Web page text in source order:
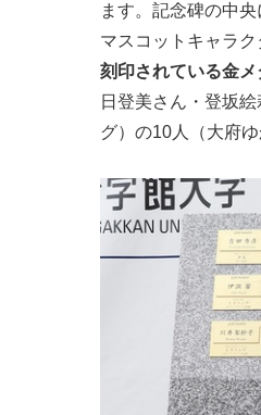
ます。記念碑の中
マスコットキャラク
刻印されている金メ
日登美さん・登坂
グ）の10人（大府